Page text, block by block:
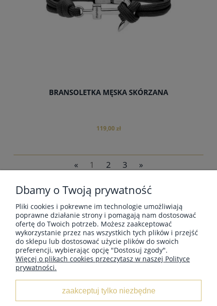
BRANSOLETKA MĘSKA SKÓRZANA
119,00 zł
do koszyka
« 1 2 3 »
MOJE KONTO
PŁATNOŚCI I DOSTAWA
POMOC
Dbamy o Twoją prywatność
Pliki cookies i pokrewne im technologie umożliwiają
poprawne działanie strony i pomagają nam dostosować
ofertę do Twoich potrzeb. Możesz zaakceptować
wykorzystanie przez nas wszystkich tych plików i przejść
do sklepu lub dostosować użycie plików do swoich
preferencji, wybierając opcję "Dostosuj zgody".
Więcej o plikach cookies przeczytasz w naszej Polityce
prywatności.
zaakceptuj tylko niezbędne